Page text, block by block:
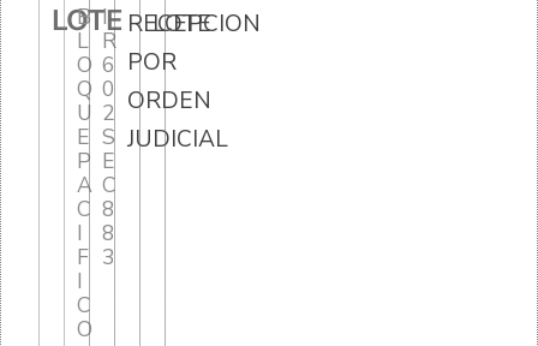
LOTE
B
L
O
Q
U
E
P
A
C
I
F
I
C
O
I
R
6
0
2
S
E
C
8
8
3
RECEPCION
POR
ORDEN
JUDICIAL
LOTE